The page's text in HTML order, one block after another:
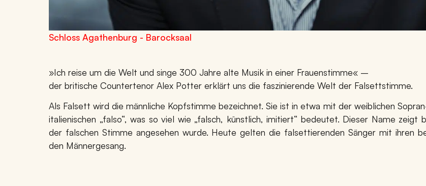
Schloss Agathenburg - Barocksaal
»Ich reise um die Welt und singe 300 Jahre alte Musik in einer Frauenstimme« –
der britische Countertenor Alex Potter erklärt uns die faszinierende Welt der Falsettstimme.
Als Falsett wird die männliche Kopfstimme bezeichnet. Sie ist in etwa mit der weiblichen
italienischen „falso“, was so viel wie „falsch, künstlich, imitiert“ bedeutet. Dieser Name
der falschen Stimme angesehen wurde. Heute gelten die falsettierenden Sänger mit ihren
den Männergesang.